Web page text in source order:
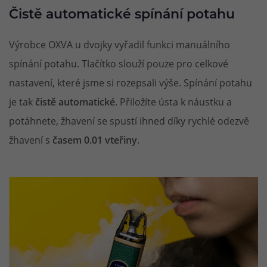
Čistě automatické spínání potahu
Výrobce OXVA u dvojky vyřadil funkci manuálního
spínání potahu. Tlačítko slouží pouze pro celkové
nastavení, které jsme si rozepsali výše. Spínání potahu
je tak čistě automatické. Přiložíte ústa k náustku a
potáhnete, žhavení se spustí ihned díky rychlé odezvě
žhavení s časem 0.01 vteřiny.